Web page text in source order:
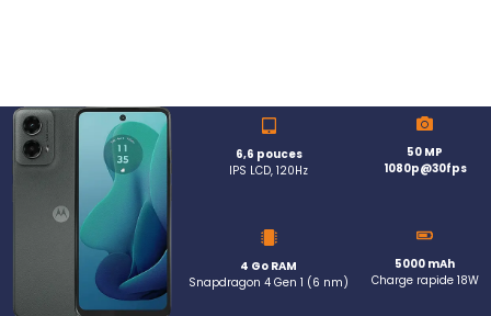
6,6 pouces
IPS LCD, 120Hz
50 MP
1080p@30fps
4 Go RAM
Snapdragon 4 Gen 1 (6 nm)
5000 mAh
Charge rapide 18W